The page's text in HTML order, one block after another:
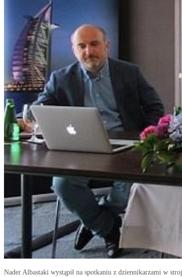
Nader Albastaki wystąpił na spotkaniu z dziennikarzami w